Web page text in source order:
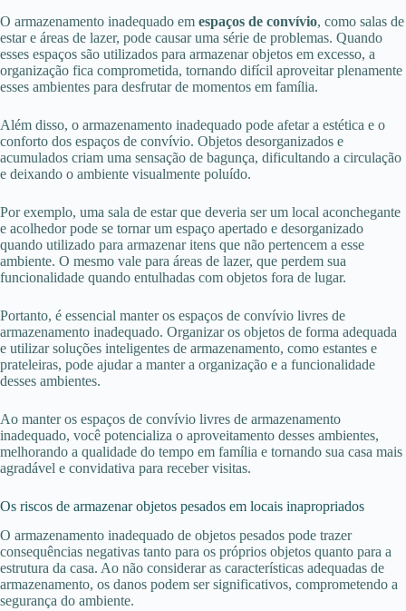
O armazenamento inadequado em espaços de convívio, como salas de
estar e áreas de lazer, pode causar uma série de problemas. Quando
esses espaços são utilizados para armazenar objetos em excesso, a
organização fica comprometida, tornando difícil aproveitar plenamente
esses ambientes para desfrutar de momentos em família.
Além disso, o armazenamento inadequado pode afetar a estética e o
conforto dos espaços de convívio. Objetos desorganizados e
acumulados criam uma sensação de bagunça, dificultando a circulação
e deixando o ambiente visualmente poluído.
Por exemplo, uma sala de estar que deveria ser um local aconchegante
e acolhedor pode se tornar um espaço apertado e desorganizado
quando utilizado para armazenar itens que não pertencem a esse
ambiente. O mesmo vale para áreas de lazer, que perdem sua
funcionalidade quando entulhadas com objetos fora de lugar.
Portanto, é essencial manter os espaços de convívio livres de
armazenamento inadequado. Organizar os objetos de forma adequada
e utilizar soluções inteligentes de armazenamento, como estantes e
prateleiras, pode ajudar a manter a organização e a funcionalidade
desses ambientes.
Ao manter os espaços de convívio livres de armazenamento
inadequado, você potencializa o aproveitamento desses ambientes,
melhorando a qualidade do tempo em família e tornando sua casa mais
agradável e convidativa para receber visitas.
Os riscos de armazenar objetos pesados em locais inapropriados
O armazenamento inadequado de objetos pesados pode trazer
consequências negativas tanto para os próprios objetos quanto para a
estrutura da casa. Ao não considerar as características adequadas de
armazenamento, os danos podem ser significativos, comprometendo a
segurança do ambiente.